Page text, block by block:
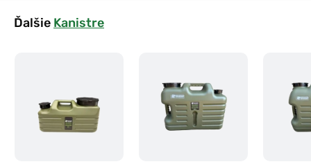
Ďalšie Kanistre